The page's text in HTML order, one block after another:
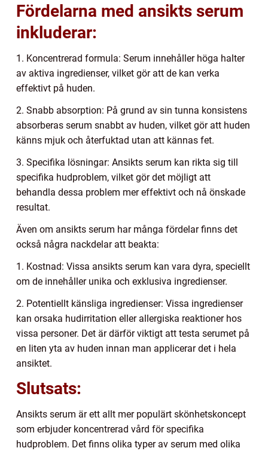
Fördelarna med ansikts serum
inkluderar:
1. Koncentrerad formula: Serum innehåller höga halter
av aktiva ingredienser, vilket gör att de kan verka
effektivt på huden.
2. Snabb absorption: På grund av sin tunna konsistens
absorberas serum snabbt av huden, vilket gör att huden
känns mjuk och återfuktad utan att kännas fet.
3. Specifika lösningar: Ansikts serum kan rikta sig till
specifika hudproblem, vilket gör det möjligt att
behandla dessa problem mer effektivt och nå önskade
resultat.
Även om ansikts serum har många fördelar finns det
också några nackdelar att beakta:
1. Kostnad: Vissa ansikts serum kan vara dyra, speciellt
om de innehåller unika och exklusiva ingredienser.
2. Potentiellt känsliga ingredienser: Vissa ingredienser
kan orsaka hudirritation eller allergiska reaktioner hos
vissa personer. Det är därför viktigt att testa serumet på
en liten yta av huden innan man applicerar det i hela
ansiktet.
Slutsats:
Ansikts serum är ett allt mer populärt skönhetskoncept
som erbjuder koncentrerad vård för specifika
hudproblem. Det finns olika typer av serum med olika